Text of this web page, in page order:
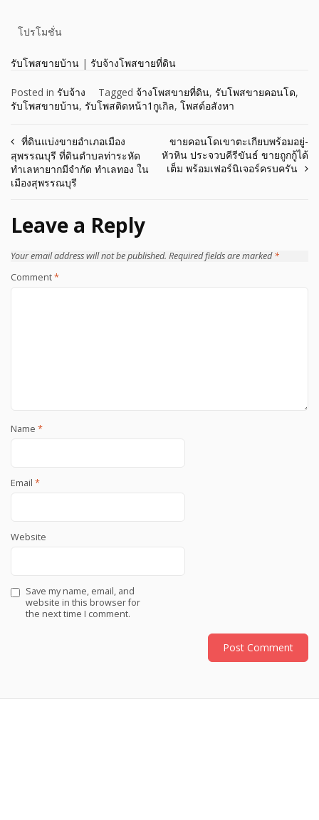
โปรโมชั่น
รับโพสขายบ้าน | รับจ้างโพสขายที่ดิน
Posted in รับจ้าง Tagged จ้างโพสขายที่ดิน, รับโพสขายคอนโด,
รับโพสขายบ้าน, รับโพสติดหน้า1กูเกิล, โพสต์อสังหา
ที่ดินแบ่งขายอำเภอเมือง
สุพรรณบุรี ที่ดินตำบลท่าระหัด
ทำเลหายากมีจำกัด ทำเลทอง ใน
เมืองสุพรรณบุรี
ขายคอนโดเขาตะเกียบพร้อมอยู่-
หัวหิน ประจวบคีรีขันธ์ ขายถูกกู้ได้
เต็ม พร้อมเฟอร์นิเจอร์ครบครัน
Leave a Reply
Your email address will not be published. Required fields are marked*
Comment*
Name *
Email *
Website
Save my name, email, and
website in this browser for
the next time I comment.